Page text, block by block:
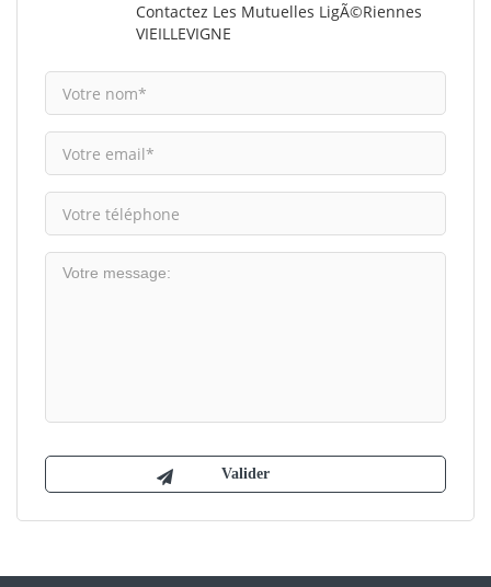
Contactez Les Mutuelles LigÃ©riennes
VIEILLEVIGNE